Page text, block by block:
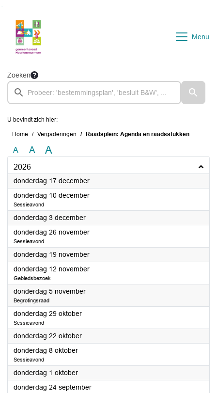
Menu
Zoeken
U bevindt zich hier:
Home Vergaderingen Raadsplein: Agenda en raadsstukken
A A A
2026
donderdag 17 december2026
donderdag 10 december2026
Sessieavond
donderdag 3 december2026
donderdag 26 november2026
Sessieavond
donderdag 19 november2026
donderdag 12 november2026
Gebiedsbezoek
donderdag 5 november2026
Begrotingsraad
donderdag 29 oktober2026
Sessieavond
donderdag 22 oktober2026
donderdag 8 oktober2026
Sessieavond
donderdag 1 oktober2026
donderdag 24 september2026